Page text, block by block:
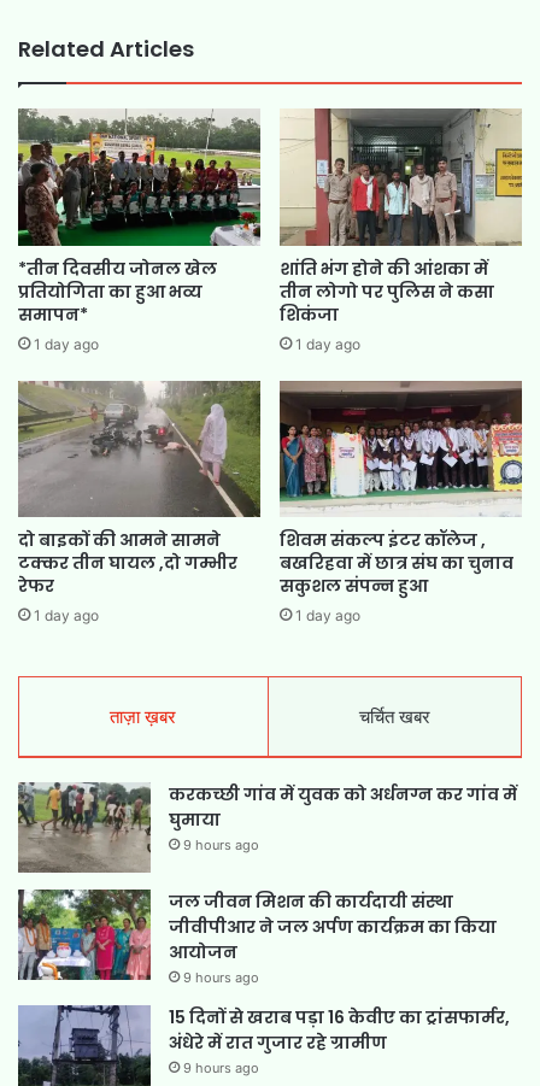
Related Articles
*तीन दिवसीय जोनल खेल
प्रतियोगिता का हुआ भव्य
समापन*
1 day ago
शांति भंग होने की आंशका में
तीन लोगो पर पुलिस ने कसा
शिकंजा
1 day ago
दो बाइकों की आमने सामने
टक्कर तीन घायल ,दो गम्भीर
रेफर
1 day ago
शिवम संकल्प इंटर कॉलेज ,
बखरिहवा में छात्र संघ का चुनाव
सकुशल संपन्न हुआ
1 day ago
ताज़ा ख़बर चर्चित खबर
करकच्छी गांव में युवक को अर्धनग्न कर गांव में
घुमाया
9 hours ago
जल जीवन मिशन की कार्यदायी संस्था
जीवीपीआर ने जल अर्पण कार्यक्रम का किया
आयोजन
9 hours ago
15 दिनों से खराब पड़ा 16 केवीए का ट्रांसफार्मर,
अंधेरे में रात गुजार रहे ग्रामीण
9 hours ago